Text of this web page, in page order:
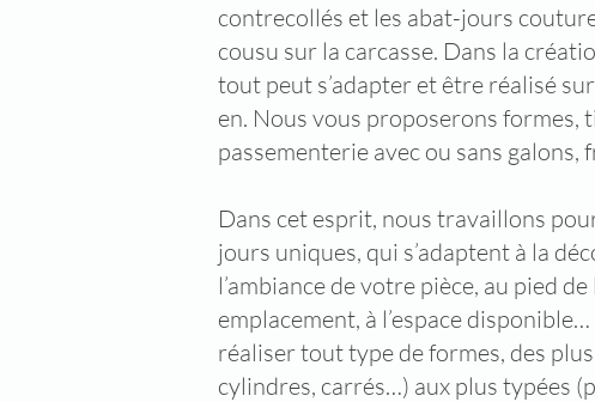
contrecollés et les abat-jours
cousu sur la carcasse. Dans la
tout peut s’adapter et être réalisé
en. Nous vous proposerons formes,
passementerie avec ou sans galons,
Dans cet esprit, nous travaillons
jours uniques, qui s’adaptent à la
l’ambiance de votre pièce, au pied
emplacement, à l’espace
réaliser tout type de formes, des
cylindres, carrés…) aux plus typées